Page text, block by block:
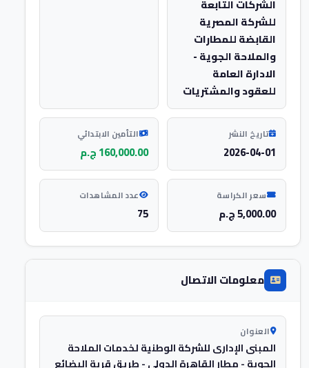
الشركات التابعة
للشركة المصرية
القابضة للمطارات
والملاحة الجوية -
الادارة العامة
للعقود والمشتريات
تاريخ النشر
2026-04-01
التأمين الابتدائي
160,000.00 ج.م
سعر الكراسة
5,000.00 ج.م
عدد المشاهدات
75
معلومات الاتصال
العنوان
المبنى الإدارى للشركة الوطنية لخدمات الملاحة
الجوية - مطار القاهرة الدولى - طريق قرية البضائع